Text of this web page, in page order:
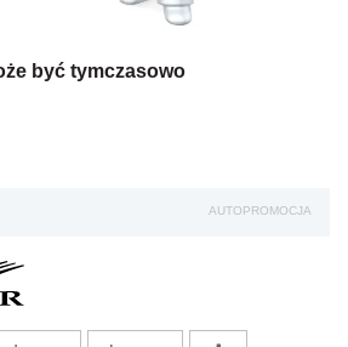
być tymczasowo
AUTOPROMOCJA